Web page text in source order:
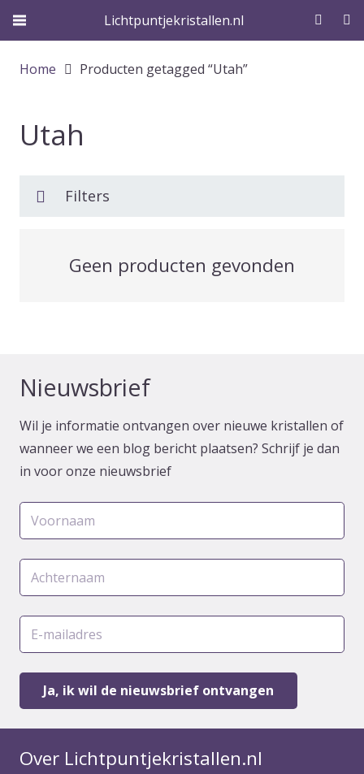
Lichtpuntjekristallen.nl
Home Producten getagged “Utah”
Utah
Filters
Geen producten gevonden
Nieuwsbrief
Wil je informatie ontvangen over nieuwe kristallen of
wanneer we een blog bericht plaatsen? Schrijf je dan
in voor onze nieuwsbrief
Over Lichtpuntjekristallen.nl